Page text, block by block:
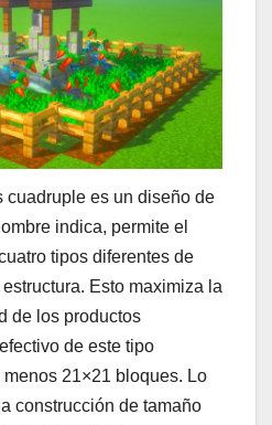
cuadruple es un diseño de
indica, permite el
tipos diferentes de
Esto maximiza la
de los productos
de este tipo
21×21 bloques. Lo
construcción de tamaño